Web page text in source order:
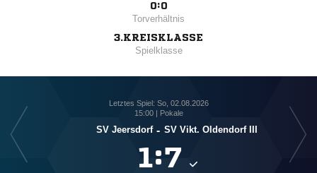
0:0
Torverhältnis
3.KREISKLASSE
Spielklasse
Letztes Spiel: So, 02.08.2026
15:00 | Pokale
SV Jeersdorf - SV Vikt. Oldendorf III
: